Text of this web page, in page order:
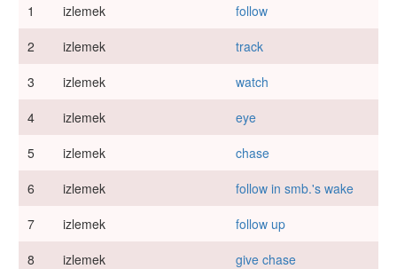
1
izlemek
follow
2
izlemek
track
3
izlemek
watch
4
izlemek
eye
5
izlemek
chase
6
izlemek
follow in smb.'s wake
7
izlemek
follow up
8
izlemek
give chase